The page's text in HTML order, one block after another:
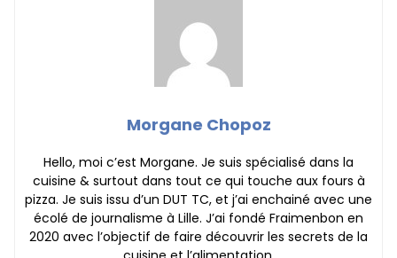
Morgane Chopoz
Hello, moi c’est Morgane. Je suis spécialisé dans la
cuisine & surtout dans tout ce qui touche aux fours à
pizza. Je suis issu d’un DUT TC, et j’ai enchainé avec une
écolé de journalisme à Lille. J’ai fondé Fraimenbon en
2020 avec l’objectif de faire découvrir les secrets de la